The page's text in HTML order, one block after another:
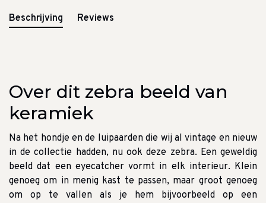
Beschrijving Reviews
Over dit zebra beeld van
keramiek
Na het hondje en de luipaarden die wij al vintage en nieuw
in de collectie hadden, nu ook deze zebra. Een geweldig
beeld dat een eyecatcher vormt in elk interieur. Klein
genoeg om in menig kast te passen, maar groot genoeg
om op te vallen als je hem bijvoorbeeld op een